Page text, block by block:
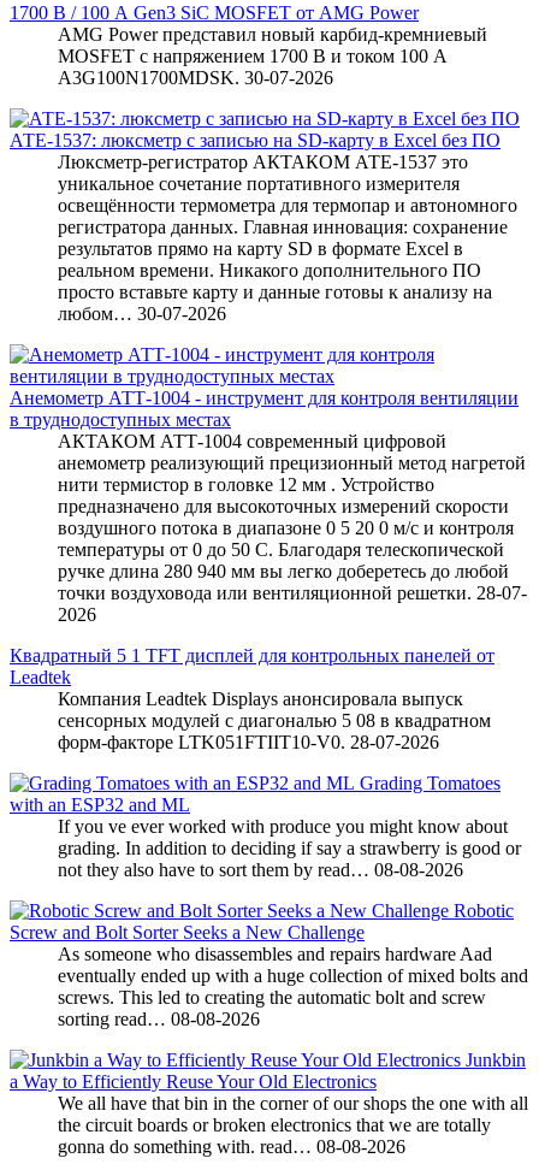
1700 В / 100 А Gen3 SiC MOSFET от AMG Power
AMG Power представил новый карбид-кремниевый
MOSFET с напряжением 1700 В и током 100 А
A3G100N1700MDSK. 30-07-2026
АТЕ-1537: люксметр с записью на SD-карту в Excel без ПО
Люксметр-регистратор АКТАКОМ АТЕ-1537 это
уникальное сочетание портативного измерителя
освещённости термометра для термопар и автономного
регистратора данных. Главная инновация: сохранение
результатов прямо на карту SD в формате Excel в
реальном времени. Никакого дополнительного ПО
просто вставьте карту и данные готовы к анализу на
любом… 30-07-2026
Анемометр АТТ-1004 - инструмент для контроля вентиляции
в труднодоступных местах
АКТАКОМ АТТ-1004 современный цифровой
анемометр реализующий прецизионный метод нагретой
нити термистор в головке 12 мм . Устройство
предназначено для высокоточных измерений скорости
воздушного потока в диапазоне 0 5 20 0 м/с и контроля
температуры от 0 до 50 C. Благодаря телескопической
ручке длина 280 940 мм вы легко доберетесь до любой
точки воздуховода или вентиляционной решетки. 28-07-
2026
Квадратный 5 1 TFT дисплей для контрольных панелей от
Leadtek
Компания Leadtek Displays анонсировала выпуск
сенсорных модулей с диагональю 5 08 в квадратном
форм-факторе LTK051FTIIT10-V0. 28-07-2026
Grading Tomatoes
with an ESP32 and ML
If you ve ever worked with produce you might know about
grading. In addition to deciding if say a strawberry is good or
not they also have to sort them by read… 08-08-2026
Robotic
Screw and Bolt Sorter Seeks a New Challenge
As someone who disassembles and repairs hardware Aad
eventually ended up with a huge collection of mixed bolts and
screws. This led to creating the automatic bolt and screw
sorting read… 08-08-2026
Junkbin
a Way to Efficiently Reuse Your Old Electronics
We all have that bin in the corner of our shops the one with all
the circuit boards or broken electronics that we are totally
gonna do something with. read… 08-08-2026